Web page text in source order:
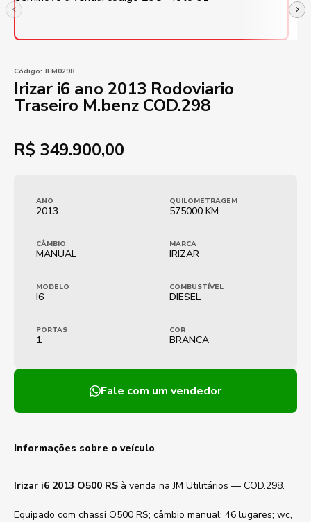
Código: JEM0298
Irizar i6 ano 2013 Rodoviario
Traseiro M.benz COD.298
R$ 349.900,00
ANO
2013
QUILOMETRAGEM
575000 KM
CÂMBIO
MANUAL
MARCA
IRIZAR
MODELO
I6
COMBUSTÍVEL
DIESEL
PORTAS
1
COR
BRANCA
Fale com um vendedor
Informações sobre o veículo
Irizar i6 2013 O500 RS à venda na JM Utilitários — COD.298.
Equipado com chassi O500 RS; câmbio manual; 46 lugares; wc,